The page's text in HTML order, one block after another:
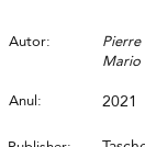
Autor:
Mario
Anul:
2021